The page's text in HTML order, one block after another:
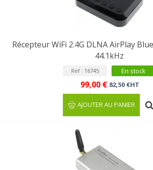
Récepteur WiFi 2.4G DLNA AirPlay
44.1kHz
Ref : 16745 En stock
99,00 € 82,50 €HT
AJOUTER AU PANIER